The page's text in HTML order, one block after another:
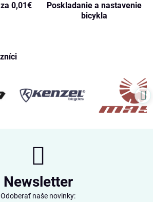
0,01€
Poskladanie a nastavenie
bicykla
Newsletter
Odoberať naše novinky: